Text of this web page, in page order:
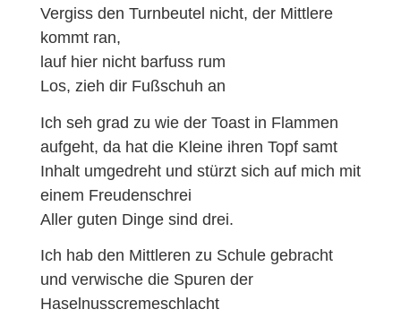
Vergiss den Turnbeutel nicht, der Mittlere
kommt ran,
lauf hier nicht barfuss rum
Los, zieh dir Fußschuh an
Ich seh grad zu wie der Toast in Flammen
aufgeht, da hat die Kleine ihren Topf samt
Inhalt umgedreht und stürzt sich auf mich mit
einem Freudenschrei
Aller guten Dinge sind drei.
Ich hab den Mittleren zu Schule gebracht
und verwische die Spuren der
Haselnusscremeschlacht